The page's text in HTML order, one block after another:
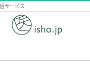
サービス